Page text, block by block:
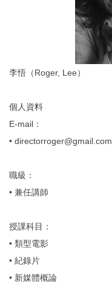
李悟（Roger, Lee）
個人資料
E-mail：
• directorroger@gmail.com
職級：
• 兼任講師
授課科目：
• 類型電影
• 紀錄片
• 新媒體概論